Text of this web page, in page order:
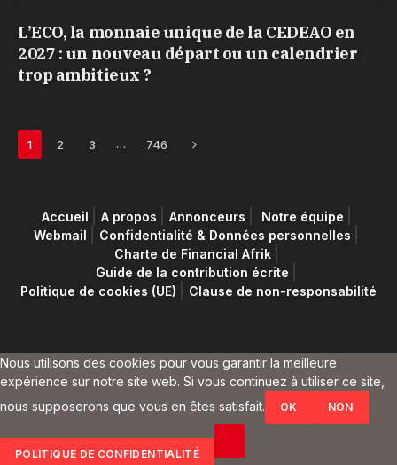
L’ECO, la monnaie unique de la CEDEAO en
2027 : un nouveau départ ou un calendrier
trop ambitieux ?
1 2 3 … 746 Next
Accueil A propos Annonceurs
Notre équipe
Webmail
Confidentialité & Données personnelles
Charte de Financial Afrik
Guide de la contribution écrite
Politique de cookies (UE)
Clause de non-responsabilité
Nous utilisons des cookies pour vous garantir la meilleure
expérience sur notre site web. Si vous continuez à utiliser ce site,
nous supposerons que vous en êtes satisfait.
OK NON
POLITIQUE DE CONFIDENTIALITÉ